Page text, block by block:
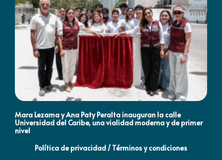
Mara Lezama y Ana Paty Peralta inauguran la calle
Universidad del Caribe, una vialidad moderna y de primer
nivel
Política de privacidad / Términos y condiciones